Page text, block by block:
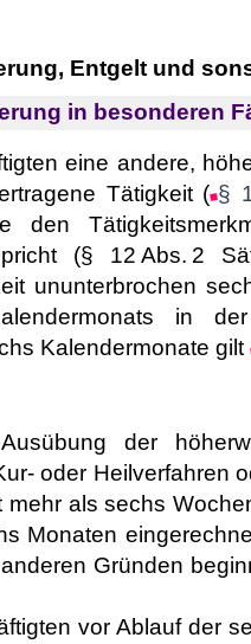
Entgelt und
in besonderen
eine andere,
Tätigkeit ( §
den
(§ 12 Abs. 2
ununterbrochen
in
Kalendermonate gilt
der
oder Heilverfahren
als sechs
Monaten
Gründen
vor Ablauf der